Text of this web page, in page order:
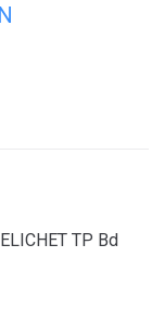
TP Bd